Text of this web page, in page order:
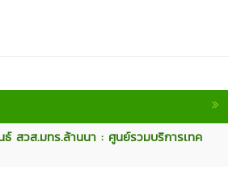
ธ์ สวส.มทร.ล้านนา : ศูนย์รวมบริการเทค